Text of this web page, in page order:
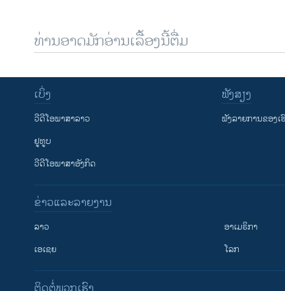
ທ່ານອາດມັກອ່ານເລື້ອງນີ້ຕື່ມ
ເບິ່ງ
ວີດີໂອພາສາລາວ
ຢູທູບ
ວີດີໂອພາສາອັງກິດ
ຟັງສຽງ
ຟັງລາຍການຂອງເ
ຂ່າວແລະລາຍງານ
ລາວ
ເອເຊຍ
ອາເມຣິກາ
ໂລກ